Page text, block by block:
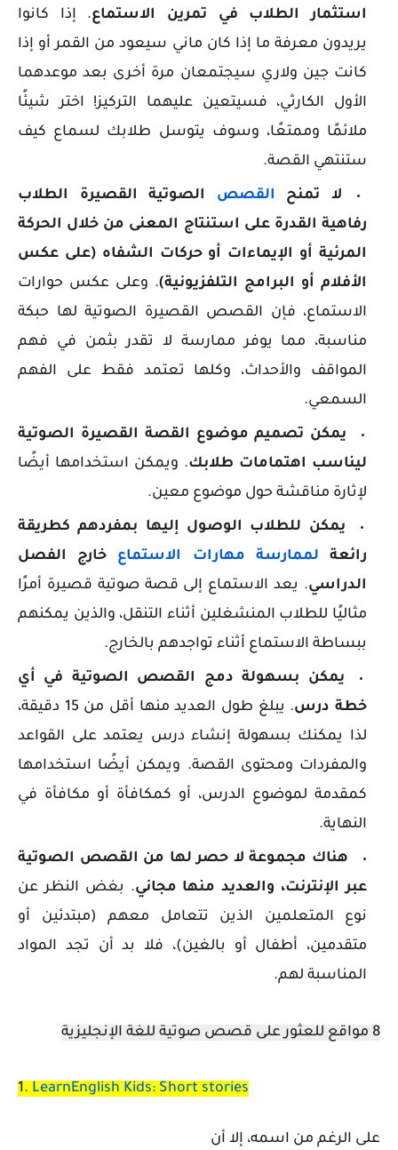
استثمار الطلاب في تمرين الاستماع. إذا كانوا
يريدون معرفة ما إذا كان ماني سيعود من القمر أو إذا
كانت جين ولاري سيجتمعان مرة أخرى بعد موعدهما
الأول الكارثي، فسيتعين عليهما التركيز! اختر شيئًا
ملائمًا وممتعًا، وسوف يتوسل طلابك لسماع كيف
ستنتهي القصة.
لا تمنح القصص الصوتية القصيرة الطلاب
رفاهية القدرة على استنتاج المعنى من خلال الحركة
المرئية أو الإيماءات أو حركات الشفاه (على عكس
الأفلام أو البرامج التلفزيونية). وعلى عكس حوارات
الاستماع، فإن القصص القصيرة الصوتية لها حبكة
مناسبة، مما يوفر ممارسة لا تقدر بثمن في فهم
المواقف والأحداث، وكلها تعتمد فقط على الفهم
السمعي.
يمكن تصميم موضوع القصة القصيرة الصوتية
ليناسب اهتمامات طلابك. ويمكن استخدامها أيضًا
لإثارة مناقشة حول موضوع معين.
يمكن للطلاب الوصول إليها بمفردهم كطريقة
رائعة لممارسة مهارات الاستماع خارج الفصل
الدراسي. يعد الاستماع إلى قصة صوتية قصيرة أمرًا
مثاليًا للطلاب المنشغلين أثناء التنقل، والذين يمكنهم
ببساطة الاستماع أثناء تواجدهم بالخارج.
يمكن بسهولة دمج القصص الصوتية في أي
خطة درس
. يبلغ طول العديد منها أقل من 15 دقيقة،
لذا يمكنك بسهولة إنشاء درس يعتمد على القواعد
والمفردات ومحتوى القصة. ويمكن أيضًا استخدامها
كمقدمة لموضوع الدرس، أو كمكافأة أو مكافأة في
النهاية.
هناك مجموعة لا حصر لها من القصص الصوتية
عبر الإنترنت، والعديد منها مجاني. بغض النظر عن
نوع المتعلمين الذين تتعامل معهم (مبتدئين أو
متقدمين، أطفال أو بالغين)، فلا بد أن تجد المواد
المناسبة لهم.
8 مواقع للعثور على قصص صوتية للغة الإنجليزية
1. LearnEnglish Kids: Short stories
على الرغم من اسمه، إلا أن